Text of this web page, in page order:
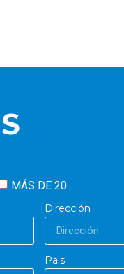
MÁS DE 20
Dirección
Pais